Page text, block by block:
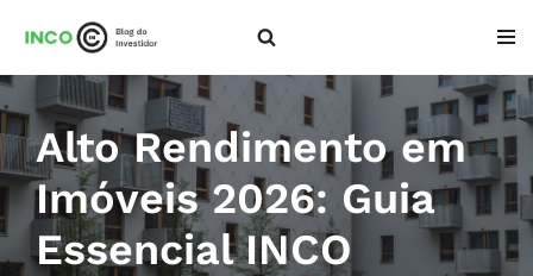
o
conteúdo
Alto Rendimento em
Imóveis 2026: Guia
Essencial INCO